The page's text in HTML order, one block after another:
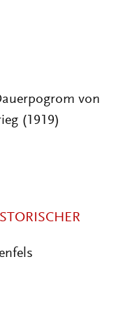
von
(1919)